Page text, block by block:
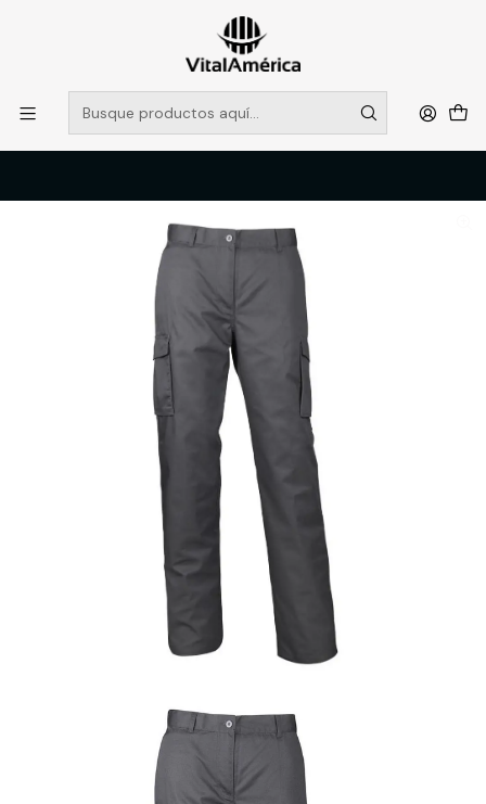
POR SISTEMA FRONTAL SOLO RETIROS EN TIENDA, DESDE
MUCHAS GRACIAS +569 5956 2237
Leer más
Catálogo
VESTIMENTA TECNICA Y CORPORATIVA
PANTALONES DE TRABAJO
PANTALON CARGO CLASSIC NEW EDITION HOMBRE AZUL T/50